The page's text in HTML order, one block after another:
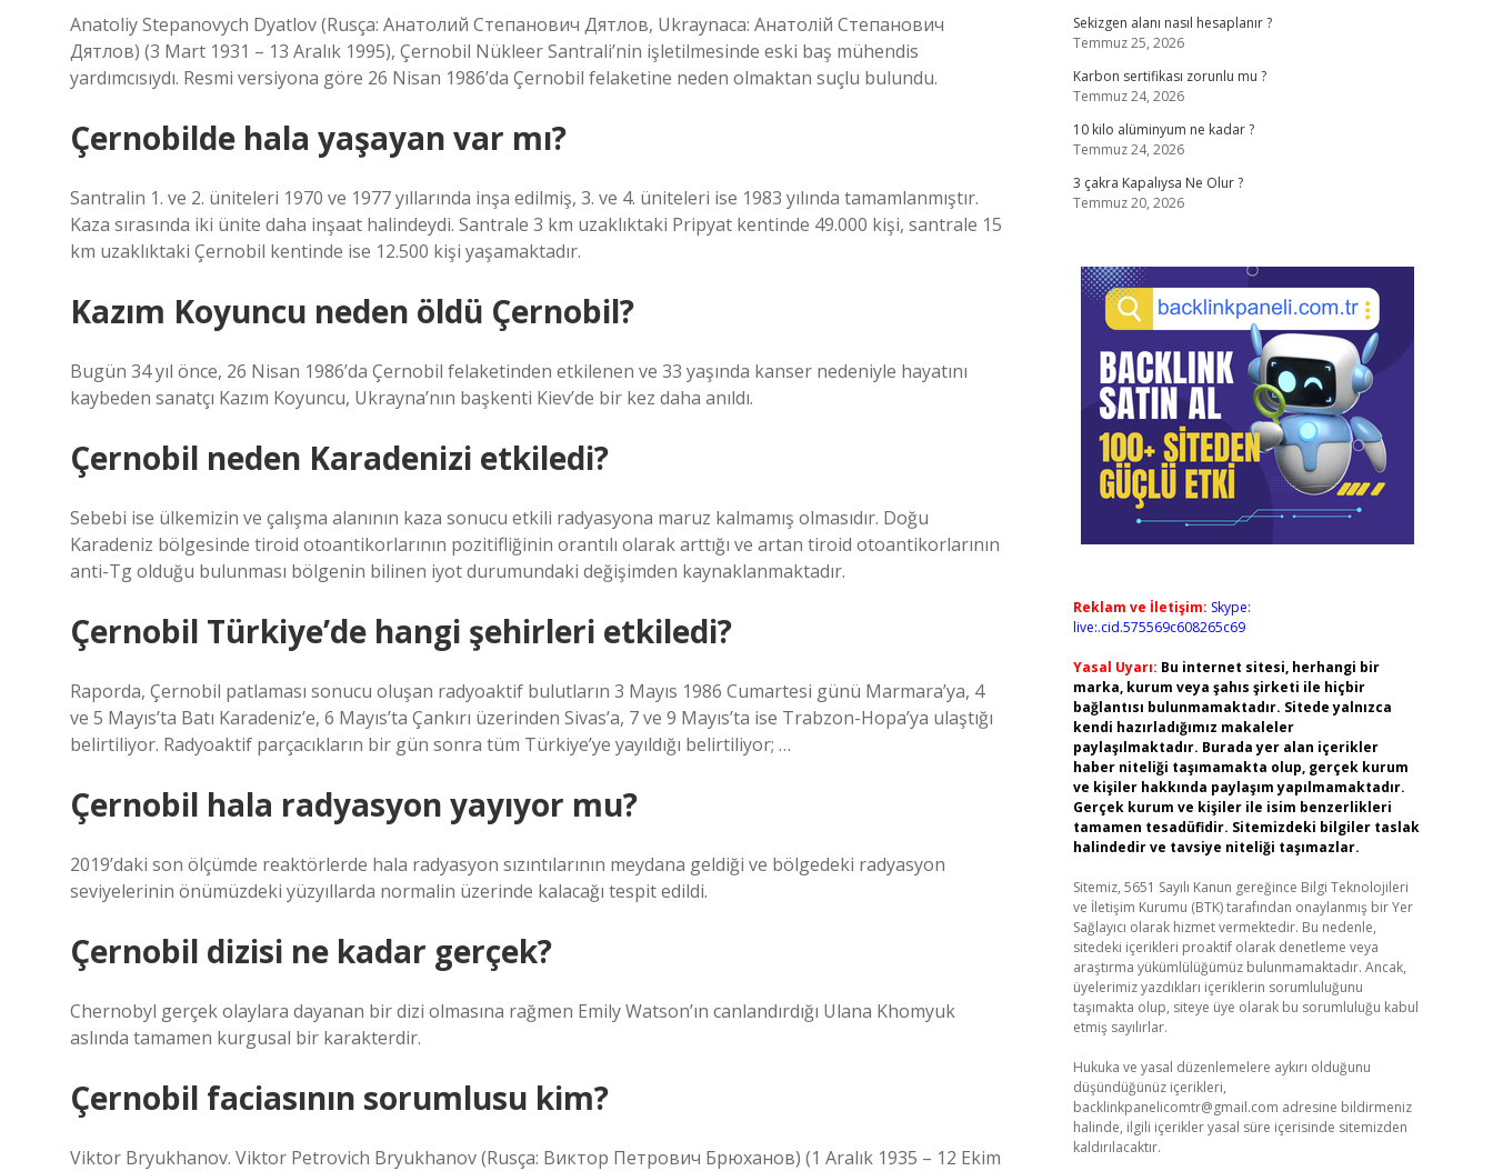
Anatoliy Stepanovych Dyatlov (Rusça: Анатолий Степанович Дятлов, Ukraynaca: Анатолій Степанович
Дятлов) (3 Mart 1931 – 13 Aralık 1995), Çernobil Nükleer Santrali’nin işletilmesinde eski baş mühendis
yardımcısıydı. Resmi versiyona göre 26 Nisan 1986’da Çernobil felaketine neden olmaktan suçlu bulundu.
Çernobilde hala yaşayan var mı?
Santralin 1. ve 2. üniteleri 1970 ve 1977 yıllarında inşa edilmiş, 3. ve 4. üniteleri ise 1983 yılında tamamlanmıştır.
Kaza sırasında iki ünite daha inşaat halindeydi. Santrale 3 km uzaklıktaki Pripyat kentinde 49.000 kişi, santrale 15
km uzaklıktaki Çernobil kentinde ise 12.500 kişi yaşamaktadır.
Kazım Koyuncu neden öldü Çernobil?
Bugün 34 yıl önce, 26 Nisan 1986’da Çernobil felaketinden etkilenen ve 33 yaşında kanser nedeniyle hayatını
kaybeden sanatçı Kazım Koyuncu, Ukrayna’nın başkenti Kiev’de bir kez daha anıldı.
Çernobil neden Karadenizi etkiledi?
Sebebi ise ülkemizin ve çalışma alanının kaza sonucu etkili radyasyona maruz kalmamış olmasıdır. Doğu
Karadeniz bölgesinde tiroid otoantikorlarının pozitifliğinin orantılı olarak arttığı ve artan tiroid otoantikorlarının
anti-Tg olduğu bulunması bölgenin bilinen iyot durumundaki değişimden kaynaklanmaktadır.
Çernobil Türkiye’de hangi şehirleri etkiledi?
Raporda, Çernobil patlaması sonucu oluşan radyoaktif bulutların 3 Mayıs 1986 Cumartesi günü Marmara’ya, 4
ve 5 Mayıs’ta Batı Karadeniz’e, 6 Mayıs’ta Çankırı üzerinden Sivas’a, 7 ve 9 Mayıs’ta ise Trabzon-Hopa’ya ulaştığı
belirtiliyor. Radyoaktif parçacıkların bir gün sonra tüm Türkiye’ye yayıldığı belirtiliyor; …
Çernobil hala radyasyon yayıyor mu?
2019’daki son ölçümde reaktörlerde hala radyasyon sızıntılarının meydana geldiği ve bölgedeki radyasyon
seviyelerinin önümüzdeki yüzyıllarda normalin üzerinde kalacağı tespit edildi.
Çernobil dizisi ne kadar gerçek?
Chernobyl gerçek olaylara dayanan bir dizi olmasına rağmen Emily Watson’ın canlandırdığı Ulana Khomyuk
aslında tamamen kurgusal bir karakterdir.
Çernobil faciasının sorumlusu kim?
Viktor Bryukhanov. Viktor Petrovich Bryukhanov (Rusça: Виктор Петрович Брюханов) (1 Aralık 1935 – 12 Ekim
Sekizgen alanı nasıl hesaplanır ?
Temmuz 25, 2026
Karbon sertifikası zorunlu mu ?
Temmuz 24, 2026
10 kilo alüminyum ne kadar ?
Temmuz 24, 2026
3 çakra Kapalıysa Ne Olur ?
Temmuz 20, 2026
Reklam ve İletişim: Skype:
live:.cid.575569c608265c69
Yasal Uyarı: Bu internet sitesi, herhangi bir
marka, kurum veya şahıs şirketi ile hiçbir
bağlantısı bulunmamaktadır. Sitede yalnızca
kendi hazırladığımız makaleler
paylaşılmaktadır. Burada yer alan içerikler
haber niteliği taşımamakta olup, gerçek kurum
ve kişiler hakkında paylaşım yapılmamaktadır.
Gerçek kurum ve kişiler ile isim benzerlikleri
tamamen tesadüfidir. Sitemizdeki bilgiler taslak
halindedir ve tavsiye niteliği taşımazlar.
Sitemiz, 5651 Sayılı Kanun gereğince Bilgi Teknolojileri
ve İletişim Kurumu (BTK) tarafından onaylanmış bir Yer
Sağlayıcı olarak hizmet vermektedir. Bu nedenle,
sitedeki içerikleri proaktif olarak denetleme veya
araştırma yükümlülüğümüz bulunmamaktadır. Ancak,
üyelerimiz yazdıkları içeriklerin sorumluluğunu
taşımakta olup, siteye üye olarak bu sorumluluğu kabul
etmiş sayılırlar.
Hukuka ve yasal düzenlemelere aykırı olduğunu
düşündüğünüz içerikleri,
backlinkpanelicomtr@gmail.com adresine bildirmeniz
halinde, ilgili içerikler yasal süre içerisinde sitemizden
kaldırılacaktır.